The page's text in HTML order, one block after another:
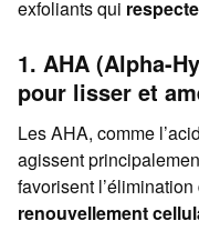
exfoliants qui
1. AHA (Alpha-
pour lisser et
Les AHA, comme
agissent
favorisent l’élimination
renouvellement